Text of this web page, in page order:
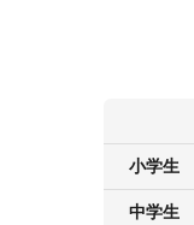
小学生
中学生